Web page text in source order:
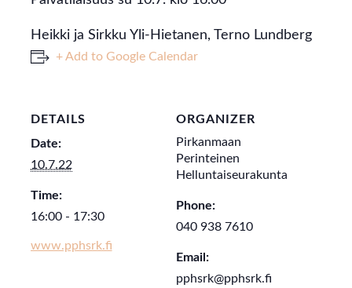
Heikki ja Sirkku Yli-Hietanen, Terno Lundberg
+ Add to Google Calendar
DETAILS
Date:
10.7.22
Time:
16:00 - 17:30
www.pphsrk.fi
ORGANIZER
Pirkanmaan
Perinteinen
Helluntaiseurakunta
Phone:
040 938 7610
Email:
pphsrk@pphsrk.fi